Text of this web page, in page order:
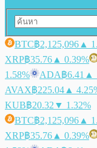
BTC฿2,125,096 ▲
XRP฿35.76 ▲ 0.39%
1.58%
ADA฿6.41 ▲
AVAX฿225.04 ▲
KUB฿20.32 ▼ 1.32%
BTC฿2,125,096 ▲
XRP฿35.76 ▲ 0.39%